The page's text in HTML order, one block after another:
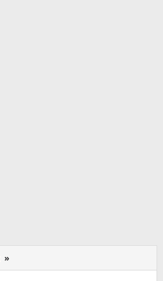
»
Mahasiswa